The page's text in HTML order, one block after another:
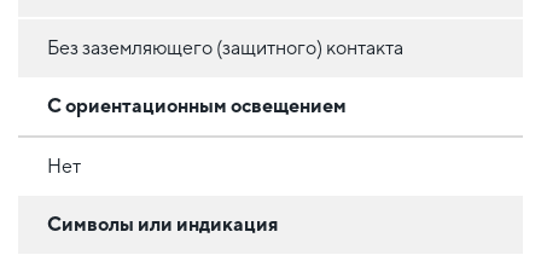
Без заземляющего (защитного) контакта
С ориентационным освещением
Нет
Символы или индикация